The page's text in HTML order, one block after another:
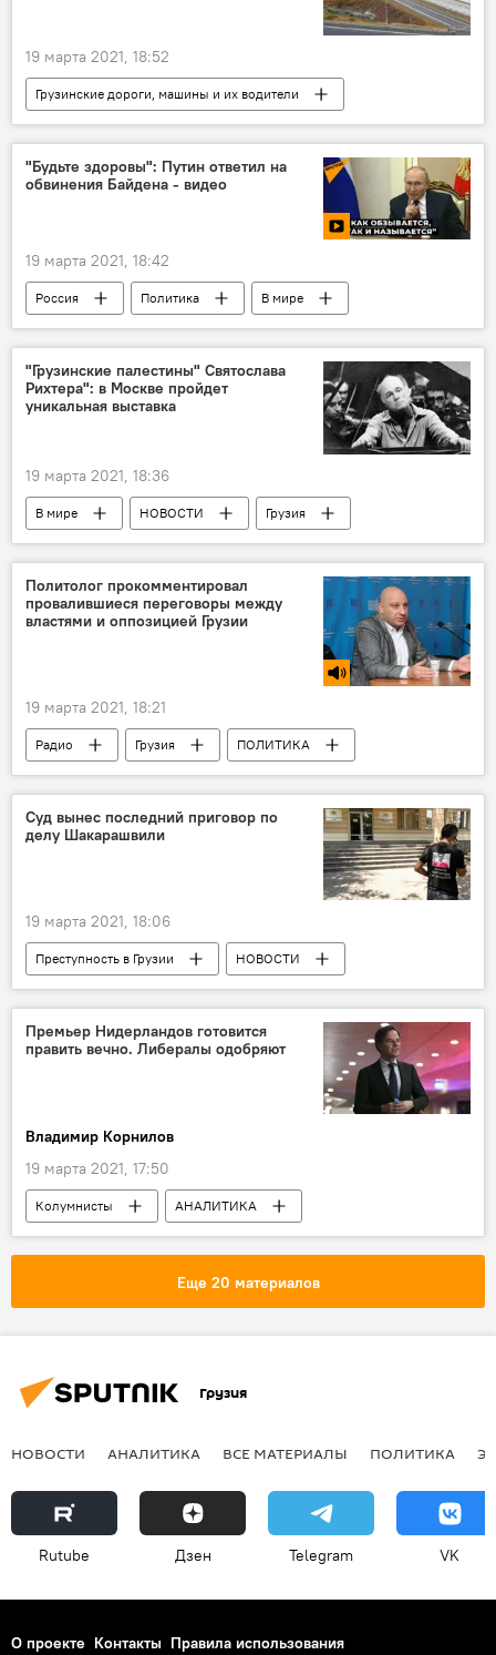
19 марта 2021, 18:52
Грузинские дороги, машины и их водители
НОВОСТИ
Грузия
ОБЩЕСТВО
дороги
"Будьте здоровы": Путин ответил на
обвинения Байдена - видео
19 марта 2021, 18:42
Россия Политика
В мире
Видео
Мультимедиа
США
Владимир Путин
Джо Байден
ПОЛИТИКА
"Грузинские палестины" Святослава
Рихтера": в Москве пройдет
уникальная выставка
19 марта 2021, 18:36
В мире НОВОСТИ
Грузия
Россия
Мировая культура
Политолог прокомментировал
провалившиеся переговоры между
властями и оппозицией Грузии
19 марта 2021, 18:21
Радио Грузия
ПОЛИТИКА
Ника Читадзе
Суд вынес последний приговор по
делу Шакарашвили
19 марта 2021, 18:06
Преступность в Грузии
НОВОСТИ
Грузия
ПРОИСШЕСТВИЯ
Георгий Шакарашвили
Премьер Нидерландов готовится
править вечно. Либералы одобряют
Владимир Корнилов
19 марта 2021, 17:50
Колумнисты АНАЛИТИКА
Еще 20 материалов
Грузия
НОВОСТИ АНАЛИТИКА ВСЕ МАТЕРИАЛЫ ПОЛИТИКА
Rutube Дзен Telegram VK
О проекте Контакты Правила использования